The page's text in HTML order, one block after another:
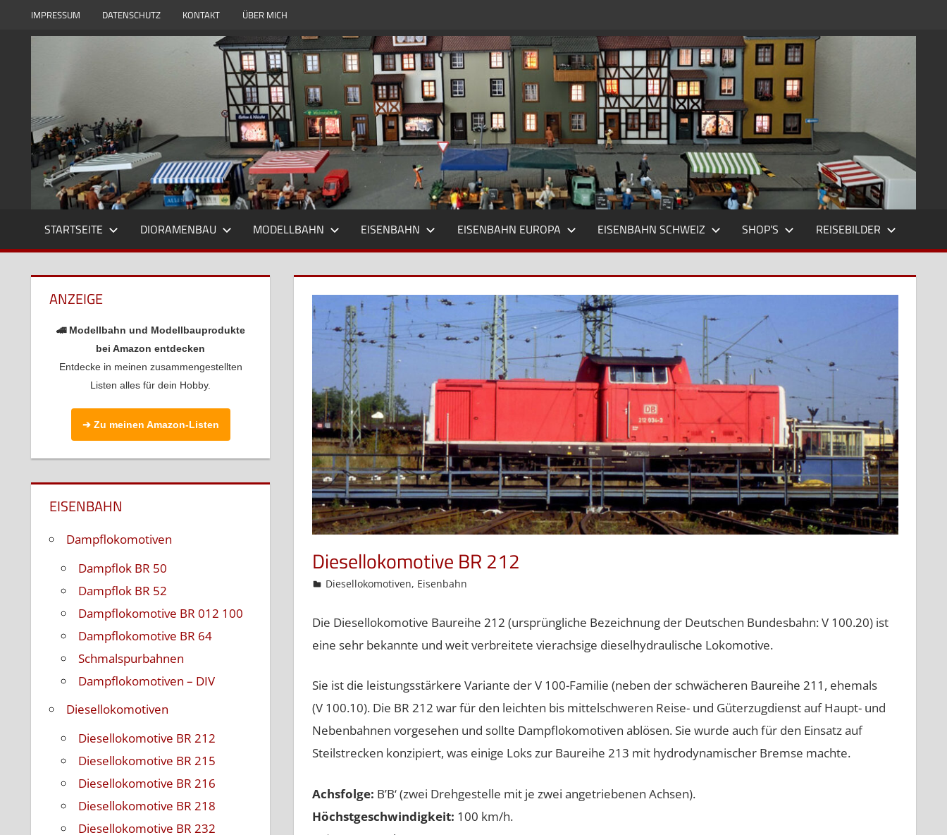
IMPRESSUM DATENSCHUTZ KONTAKT ÜBER MICH
Modellbauwelt24
Modell
1zu87,
Eisenbahn
und
Reisebilder
STARTSEITE DIORAMENBAU MODELLBAHN EISENBAHN EISENBAHN EUROPA EISENBAHN SCHWEIZ SHOP’S REISEBILDER
Diesellokomotive BR 212
admin
Diesellokomotiven, Eisenbahn
Die Diesellokomotive Baureihe 212 (ursprüngliche Bezeichnung der Deutschen Bundesbahn: V 100.20) ist
eine sehr bekannte und weit verbreitete vierachsige dieselhydraulische Lokomotive.
Sie ist die leistungsstärkere Variante der V 100-Familie (neben der schwächeren Baureihe 211, ehemals
(V 100.10). Die BR 212 war für den leichten bis mittelschweren Reise- und Güterzugdienst auf Haupt- und
Nebenbahnen vorgesehen und sollte Dampflokomotiven ablösen. Sie wurde auch für den Einsatz auf
Steilstrecken konzipiert, was einige Loks zur Baureihe 213 mit hydrodynamischer Bremse machte.
Achsfolge: B’B‘ (zwei Drehgestelle mit je zwei angetriebenen Achsen).
Höchstgeschwindigkeit: 100 km/h.
ANZEIGE
🚄 Modellbahn und Modellbauprodukte
bei Amazon entdecken
Entdecke in meinen zusammengestellten
Listen alles für dein Hobby.
➔ Zu meinen Amazon-Listen
EISENBAHN
Dampflokomotiven
Dampflok BR 50
Dampflok BR 52
Dampflokomotive BR 012 100
Dampflokomotive BR 64
Schmalspurbahnen
Dampflokomotiven – DIV
Diesellokomotiven
Diesellokomotive BR 212
Diesellokomotive BR 215
Diesellokomotive BR 216
Diesellokomotive BR 218
Diesellokomotive BR 232